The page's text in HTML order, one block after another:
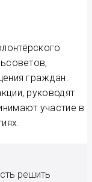
граждан.
руководят
участие в
решить